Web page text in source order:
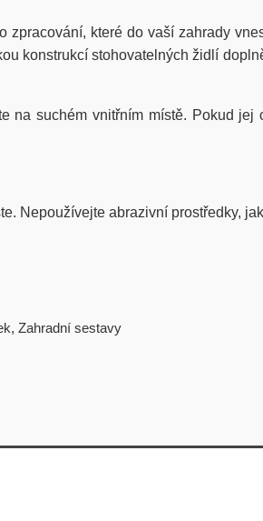
které do vaší zahrady
konstrukcí stohovatelných židlí
na suchém vnitřním místě. Pokud
Nepoužívejte abrazivní prostředky,
, Zahradní sestavy